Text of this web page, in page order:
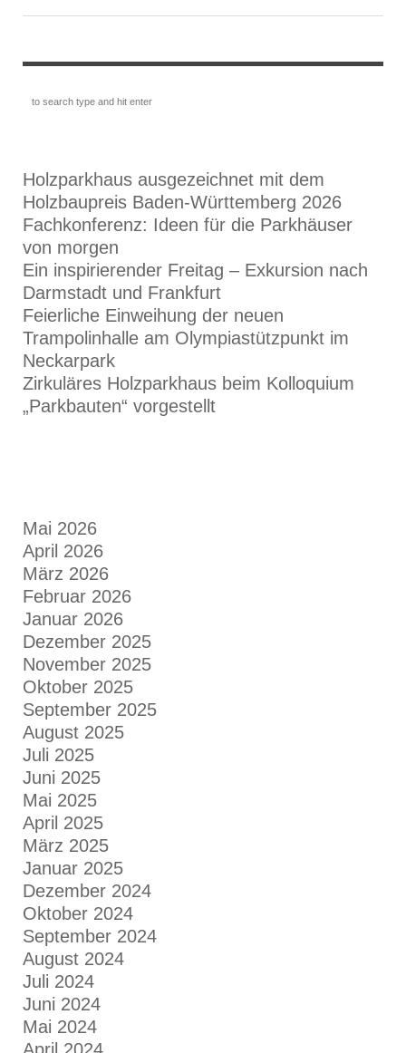
Holzparkhaus ausgezeichnet mit dem
Holzbaupreis Baden-Württemberg 2026
Fachkonferenz: Ideen für die Parkhäuser
von morgen
Ein inspirierender Freitag – Exkursion nach
Darmstadt und Frankfurt
Feierliche Einweihung der neuen
Trampolinhalle am Olympiastützpunkt im
Neckarpark
Zirkuläres Holzparkhaus beim Kolloquium
„Parkbauten“ vorgestellt
Mai 2026
April 2026
März 2026
Februar 2026
Januar 2026
Dezember 2025
November 2025
Oktober 2025
September 2025
August 2025
Juli 2025
Juni 2025
Mai 2025
April 2025
März 2025
Januar 2025
Dezember 2024
Oktober 2024
September 2024
August 2024
Juli 2024
Juni 2024
Mai 2024